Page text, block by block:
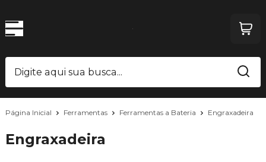
Página Inicial Ferramentas Ferramentas a Bateria Engraxadeira
Engraxadeira